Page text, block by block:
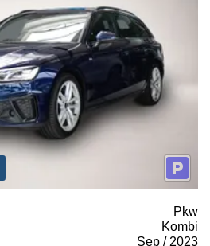
Pkw
Kombi
Sep / 2023